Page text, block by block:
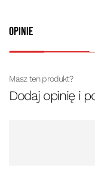
Opinie
Masz ten produkt?
Dodaj opinię i